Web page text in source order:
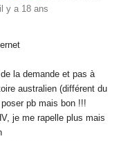
il y a 18 ans
la demande et pas à
australien (différent du
pb mais bon !!!
je me rapelle plus mais